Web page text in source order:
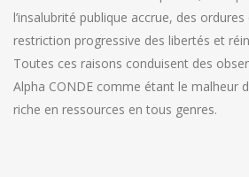
l’insalubrité publique accrue, des
restriction progressive des libertés et
Toutes ces raisons conduisent des
Alpha CONDE comme étant le malheur
riche en ressources en tous genres.